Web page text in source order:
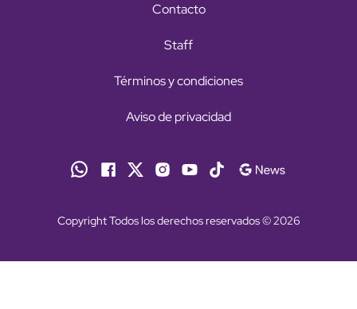
Contacto
Staff
Términos y condiciones
Aviso de privacidad
Copyright Todos los derechos reservados © 2026